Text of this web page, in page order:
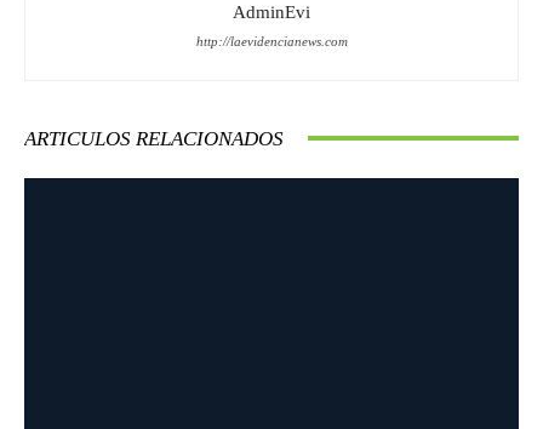
AdminEvi
http://laevidencianews.com
ARTICULOS RELACIONADOS